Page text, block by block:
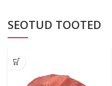
SEOTUD TOOTED